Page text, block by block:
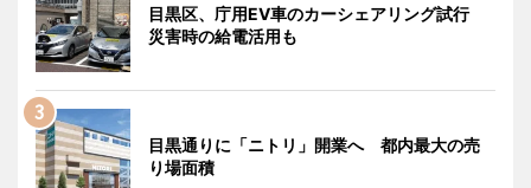
目黒区、庁用EV車のカーシェアリング試行
災害時の給電活用も
目黒通りに「ニトリ」開業へ 都内最大の売
り場面積